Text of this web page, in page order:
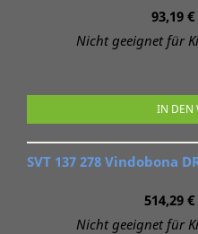
93,19 €
Nicht geeignet für
IN DEN
SVT 137 278 Vindobona
514,29 €
Nicht geeignet für